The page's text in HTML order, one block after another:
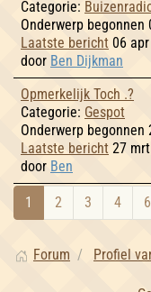
Categorie:
Onderwerp
Laatste bericht 06
door Ben Dijkman
Opmerkelijk Toch .?
Categorie: Gespot
Onderwerp
Laatste bericht 27
door Ben
1 2 3 4
Forum Profiel